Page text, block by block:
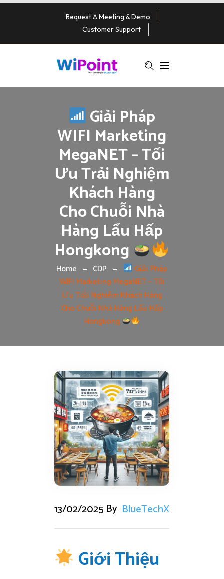
Request A Meeting & Demo
Customer Support
Giải Pháp
WIFI Marketing
MegaNET – Tối
Ưu Trải Nghiệm
Khách Hàng
Cho Chuỗi Nhà
Hàng Lẩu Hấp
Hongkong
Home CDP
Giải Pháp
WIFI Marketing MegaNET – Tối
Ưu Trải Nghiệm Khách Hàng
Cho Chuỗi Nhà Hàng Lẩu Hấp
Hongkong
13/02/2025 By BlueTechX
Giới Thiệu